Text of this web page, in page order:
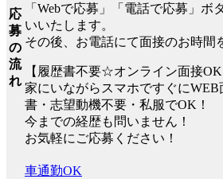
応
募
の
流
れ
「Webで応募」「電話で応募」ボ
いいたします。
その後、お電話にて面接のお時間
【履歴書不要☆オンライン面接OK
家にいながらスマホですぐに
書・志望動機不要・私服でOK！
今までの経歴も問いません！
お気軽にご応募ください！
車通勤OK